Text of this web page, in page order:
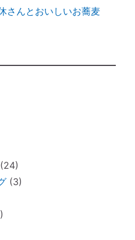
迎されるのか？
て ～ 親や上司は案
族の苦悩から抜ける方
きるコツコツ貯金
ペットの不仲、誤食）
果的な「耳温灸」～煙
さんとおいしいお蕎麦
(3)